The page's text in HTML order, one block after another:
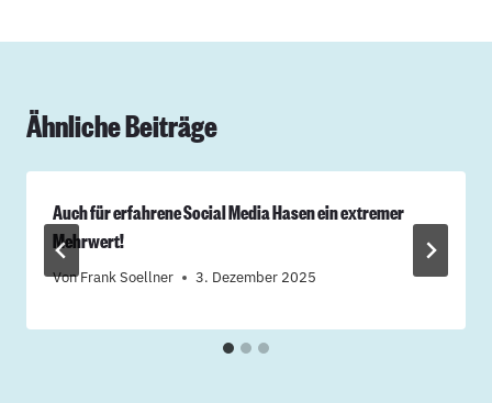
Ähnliche Beiträge
Auch für erfahrene Social Media Hasen ein extremer
Mehrwert!
Von Frank Soellner 3. Dezember 2025